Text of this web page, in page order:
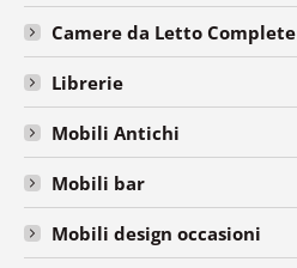
Camere da Letto Complete
Librerie
Mobili Antichi
Mobili bar
Mobili design occasioni